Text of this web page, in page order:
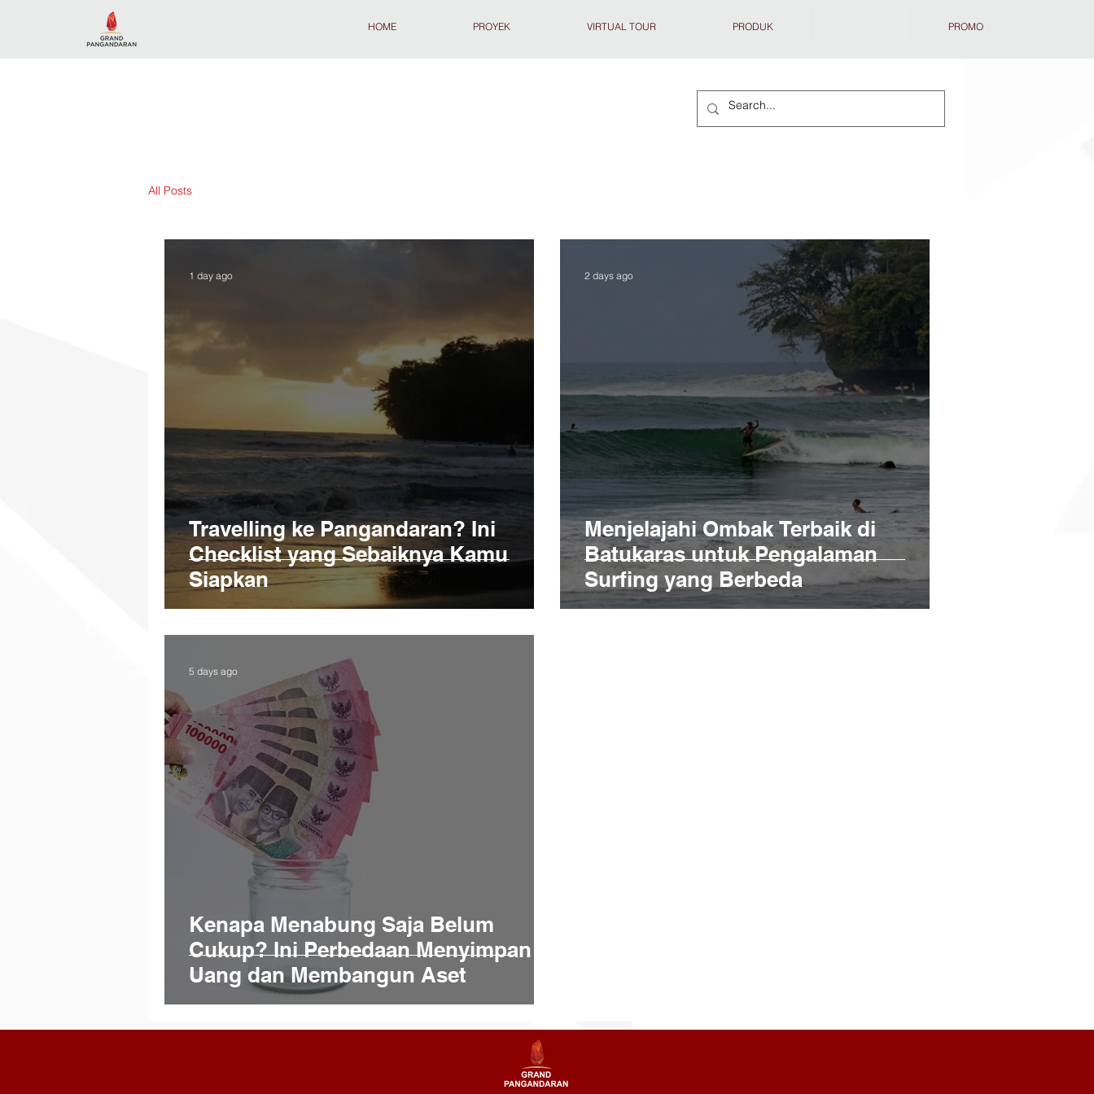
HOME PROYEK VIRTUAL TOUR PRODUK PROMO
All Posts
Travelling ke Pangandaran? Ini
Checklist yang Sebaiknya Kamu
Siapkan
1 day ago
Menjelajahi Ombak Terbaik di
Batukaras untuk Pengalaman
Surfing yang Berbeda
2 days ago
Kenapa Menabung Saja Belum
Cukup? Ini Perbedaan Menyimpan
Uang dan Membangun Aset
5 days ago